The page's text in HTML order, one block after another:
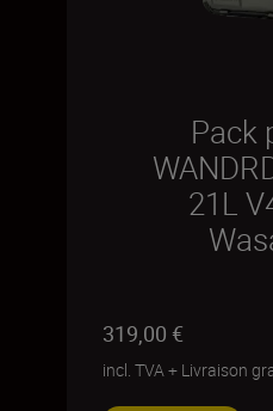
Pack
21L
319,00 €
incl. TVA+ Livraison